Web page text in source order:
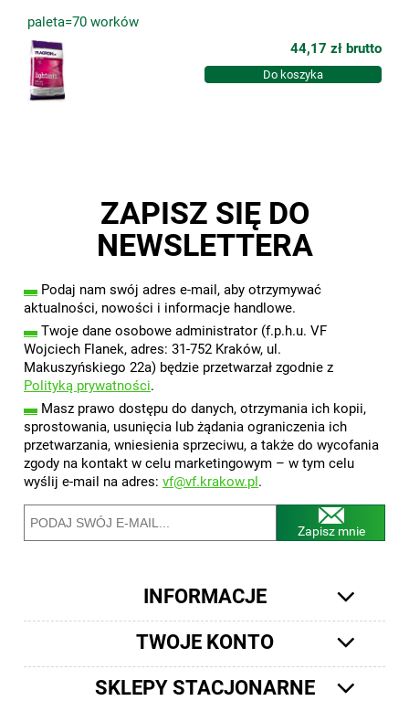
paleta=70 worków
44,17 zł brutto
Do koszyka
ZAPISZ SIĘ DO
NEWSLETTERA
▬ Podaj nam swój adres e-mail, aby otrzymywać
aktualności, nowości i informacje handlowe.
▬ Twoje dane osobowe administrator (f.p.h.u. VF
Wojciech Flanek, adres: 31-752 Kraków, ul.
Makuszyńskiego 22a) będzie przetwarzał zgodnie z
Polityką prywatności.
▬ Masz prawo dostępu do danych, otrzymania ich kopii,
sprostowania, usunięcia lub żądania ograniczenia ich
przetwarzania, wniesienia sprzeciwu, a także do wycofania
zgody na kontakt w celu marketingowym – w tym celu
wyślij e-mail na adres: vf@vf.krakow.pl.
Zapisz mnie
INFORMACJE
TWOJE KONTO
SKLEPY STACJONARNE